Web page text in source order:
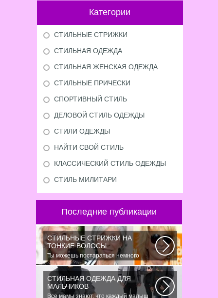
Категории
СТИЛЬНЫЕ СТРИЖКИ
СТИЛЬНАЯ ОДЕЖДА
СТИЛЬНАЯ ЖЕНСКАЯ ОДЕЖДА
СТИЛЬНЫЕ ПРИЧЕСКИ
СПОРТИВНЫЙ СТИЛЬ
ДЕЛОВОЙ СТИЛЬ ОДЕЖДЫ
СТИЛИ ОДЕЖДЫ
НАЙТИ СВОЙ СТИЛЬ
КЛАССИЧЕСКИЙ СТИЛЬ ОДЕЖДЫ
СТИЛЬ МИЛИТАРИ
Последние публикации
СТИЛЬНЫЕ СТРИЖКИ НА
ТОНКИЕ ВОЛОСЫ
Ты можешь постараться немного
уплотнить свои тонкие волосы с
помощью специальных...
СТИЛЬНАЯ ОДЕЖДА ДЛЯ
МАЛЬЧИКОВ
Все мамы знают, что каждый малыш